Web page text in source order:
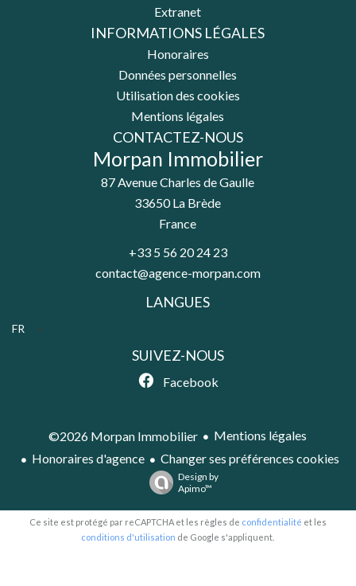
Extranet
INFORMATIONS LÉGALES
Honoraires
Données personnelles
Utilisation des cookies
Mentions légales
CONTACTEZ-NOUS
Morpan Immobilier
87 Avenue Charles de Gaulle
33650La Brède
France
+33 5 56 20 24 23
contact@agence-morpan.com
LANGUES
FR
SUIVEZ-NOUS
Facebook
©2026 Morpan Immobilier
Mentions légales
Honoraires d'agence
Changer ses préférences cookies
Design by
Apimo™
Ce site est protégé par reCAPTCHA et les règles de confidentialité et les
conditions d'utilisation de Google s'appliquent.